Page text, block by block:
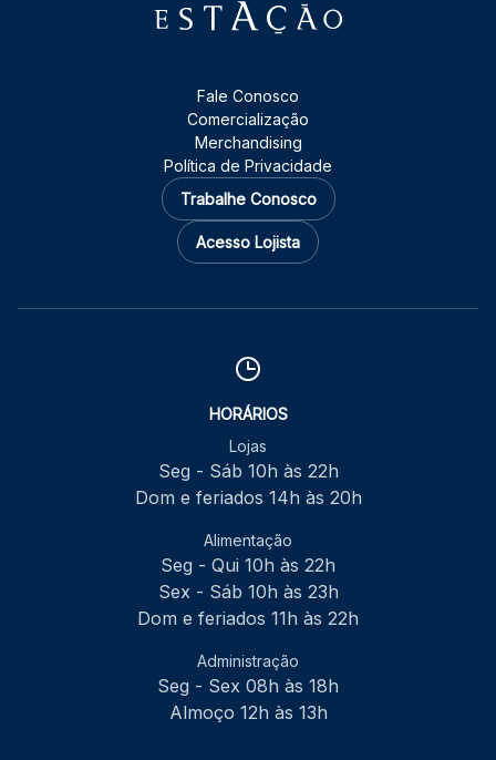
Fale Conosco
Comercialização
Merchandising
Política de Privacidade
Trabalhe Conosco
Acesso Lojista
HORÁRIOS
Lojas
Seg - Sáb 10h às 22h
Dom e feriados 14h às 20h
Alimentação
Seg - Qui 10h às 22h
Sex - Sáb 10h às 23h
Dom e feriados 11h às 22h
Administração
Seg - Sex 08h às 18h
Almoço 12h às 13h